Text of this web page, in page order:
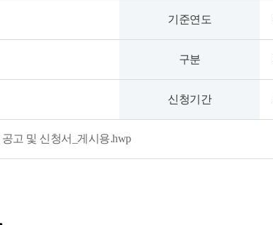
기준연도
구분
신청기간
고 및 신청서_게시용.hwp